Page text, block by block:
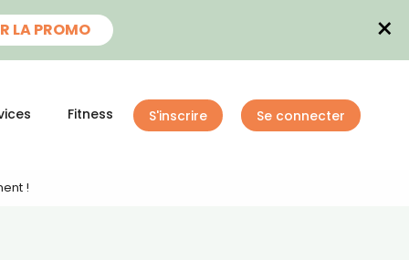
LA PROMO ×
Fitness S'inscrire Se connecter
!